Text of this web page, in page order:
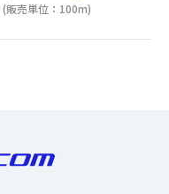
(販売単位：100m)